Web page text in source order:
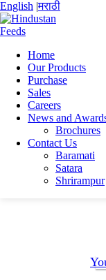
English |मराठी
Home
Our Products
Purchase
Sales
Careers
News and
Brochures
Contact Us
Baramati
Satara
Shrirampur
Home
harshit seth
CV Harshit seth-
CV Harshit
CV Harshit seth-1